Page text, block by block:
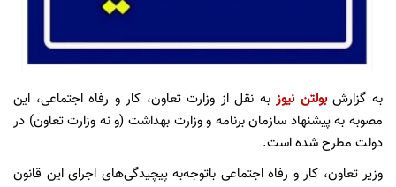
به گزارشبولتن نیوزبه نقل از وزارت تعاون، کار و رفاه اجتماعی، این
مصوبه به پیشنهاد سازمان برنامه و وزارت بهداشت (و نه وزارت تعاون) در
دولت مطرح شده است.
وزیر تعاون، کار و رفاه اجتماعی باتوجه‌به پیچیدگی‌های اجرای این قانون